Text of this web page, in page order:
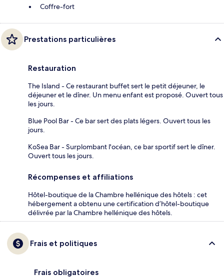
Coffre-fort
Prestations particulières
Restauration
The Island - Ce restaurant buffet sert le petit déjeuner, le
déjeuner et le dîner. Un menu enfant est proposé. Ouvert tous
les jours.
Blue Pool Bar - Ce bar sert des plats légers. Ouvert tous les
jours.
KoSea Bar - Surplombant l'océan, ce bar sportif sert le dîner.
Ouvert tous les jours.
Récompenses et affiliations
Hôtel-boutique de la Chambre hellénique des hôtels : cet
hébergement a obtenu une certification d’hôtel-boutique
délivrée par la Chambre hellénique des hôtels.
Frais et politiques
Frais obligatoires